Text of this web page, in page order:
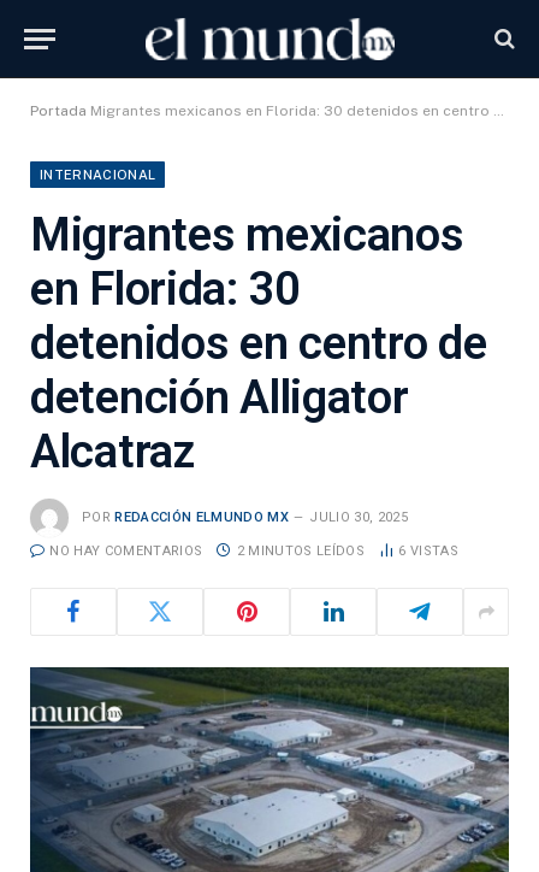
Portada Migrantes mexicanos en Florida: 30 detenidos en centro de detención Alligator Alcatraz
INTERNACIONAL
Migrantes mexicanos
en Florida: 30
detenidos en centro de
detención Alligator
Alcatraz
POR REDACCIÓN ELMUNDO MX JULIO 30, 2025
NO HAY COMENTARIOS 2 MINUTOS LEÍDOS 6 VISTAS